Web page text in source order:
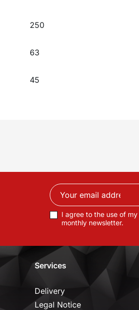
250
63
45
I agree to the use of
monthly newsletter.
Services
Delivery
Legal Notice